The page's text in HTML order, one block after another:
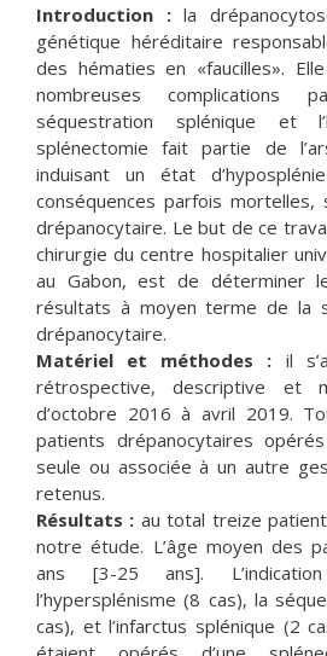
Introduction :la
génétique héréditaire
des hématies en «faucilles».
nombreuses complications
séquestration splénique et
splénectomie fait partie de
induisant un état
conséquences parfois
drépanocytaire. Le but de ce
chirurgie du centre hospitalier
au Gabon, est de déterminer
résultats à moyen terme de la
drépanocytaire.
Matériel et méthodes : il
rétrospective, descriptive et
d’octobre 2016 à avril 2019.
patients drépanocytaires
seule ou associée à un autre
retenus.
Résultats : au total treize
notre étude. L’âge moyen des
ans [3-25 ans].
l’hypersplénisme (8 cas), la
cas), et l’infarctus splénique (2